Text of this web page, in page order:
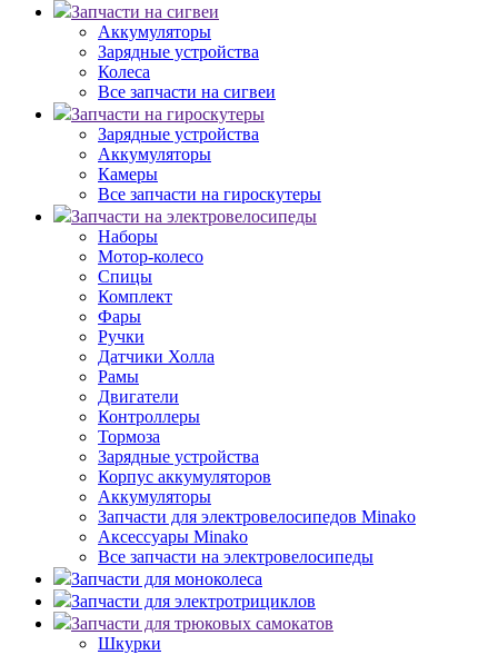
Запчасти на сигвеи
Аккумуляторы
Зарядные устройства
Колеса
Все запчасти на сигвеи
Запчасти на гироскутеры
Зарядные устройства
Аккумуляторы
Камеры
Все запчасти на гироскутеры
Запчасти на электровелосипеды
Наборы
Мотор-колесо
Спицы
Комплект
Фары
Ручки
Датчики Холла
Рамы
Двигатели
Контроллеры
Тормоза
Зарядные устройства
Корпус аккумуляторов
Аккумуляторы
Запчасти для электровелосипедов Minako
Аксессуары Minako
Все запчасти на электровелосипеды
Запчасти для моноколеса
Запчасти для электротрициклов
Запчасти для трюковых самокатов
Шкурки